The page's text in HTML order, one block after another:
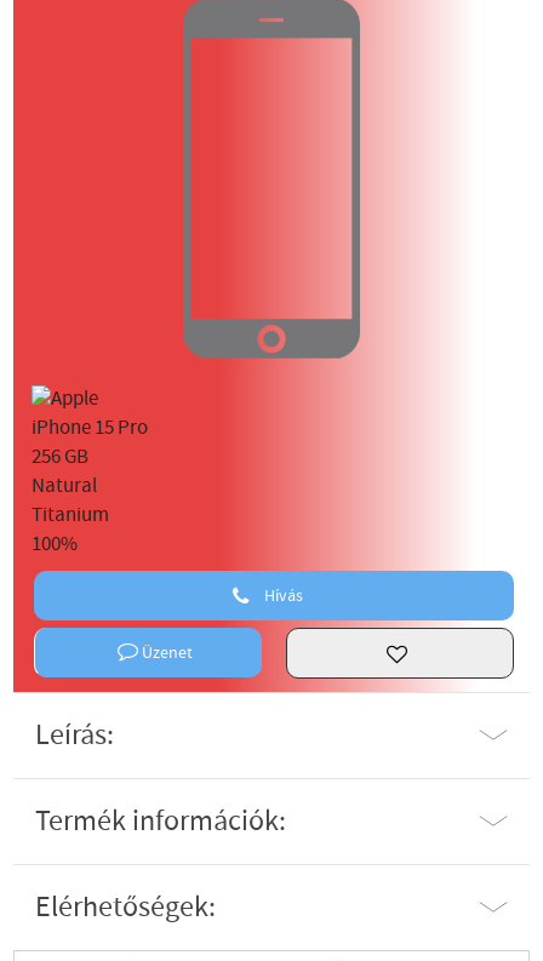
Hívás
Üzenet
Leírás:
Termék információk:
Elérhetőségek: